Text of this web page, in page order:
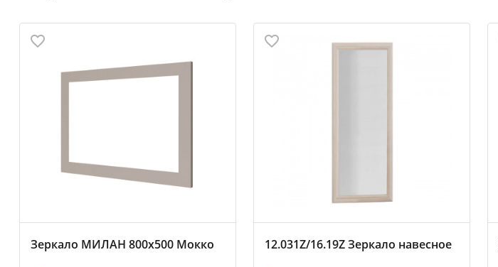
Зеркало МИЛАН 800х500 Мокко 12.031Z/16.19Z Зеркало навесное